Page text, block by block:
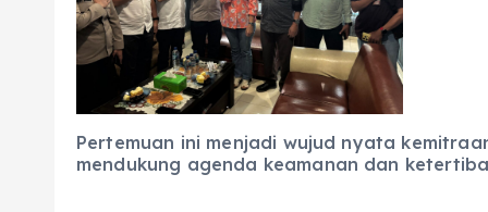
Pertemuan ini menjadi wujud nyata
mendukung agenda keamanan dan